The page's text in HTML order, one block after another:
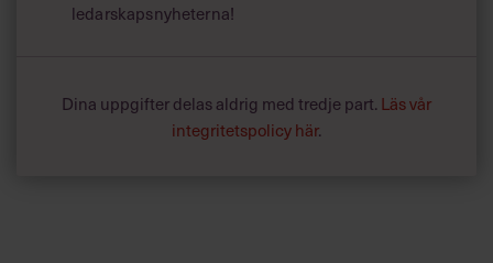
ledarskapsnyheterna!
Dina uppgifter delas aldrig med tredje part. Läs vår
integritetspolicy här.